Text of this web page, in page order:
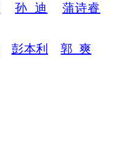
孙 迪
蒲诗睿
彭本利
郭 爽